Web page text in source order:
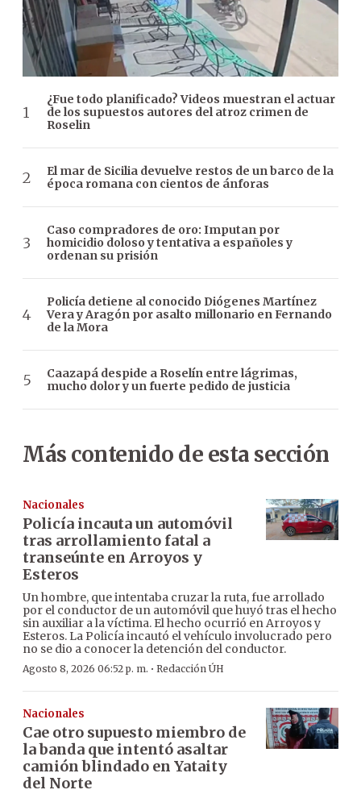
¿Fue todo planificado? Videos muestran el actuar
de los supuestos autores del atroz crimen de
Roselin
El mar de Sicilia devuelve restos de un barco de la
época romana con cientos de ánforas
Caso compradores de oro: Imputan por
homicidio doloso y tentativa a españoles y
ordenan su prisión
Policía detiene al conocido Diógenes Martínez
Vera y Aragón por asalto millonario en Fernando
de la Mora
Caazapá despide a Roselín entre lágrimas,
mucho dolor y un fuerte pedido de justicia
Más contenido de esta sección
Nacionales
Policía incauta un automóvil
tras arrollamiento fatal a
transeúnte en Arroyos y
Esteros
Un hombre, que intentaba cruzar la ruta, fue arrollado
por el conductor de un automóvil que huyó tras el hecho
sin auxiliar a la víctima. El hecho ocurrió en Arroyos y
Esteros. La Policía incautó el vehículo involucrado pero
no se dio a conocer la detención del conductor.
Agosto 8, 2026 06:52 p. m. · Redacción ÚH
Nacionales
Cae otro supuesto miembro de
la banda que intentó asaltar
camión blindado en Yataity
del Norte